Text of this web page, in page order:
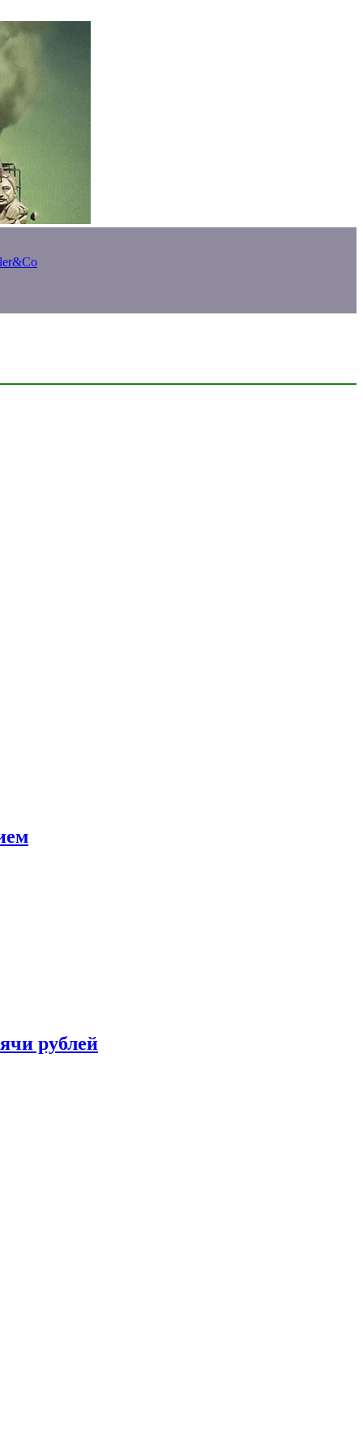
рублей